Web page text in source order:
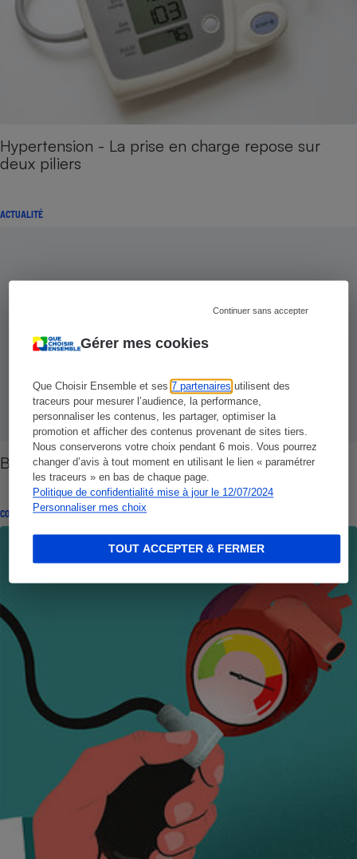
Gérer mes cookies
Que Choisir Ensemble et ses7 partenaires utilisent des
traceurs pour mesurer l’audience, la performance,
personnaliser les contenus, les partager, optimiser la
promotion et afficher des contenus provenant de sites tiers.
Nous conserverons votre choix pendant 6 mois. Vous pourrez
changer d’avis à tout moment en utilisant le lien « paramétrer
les traceurs » en bas de chaque page.
Politique de confidentialité mise à jour le 12/07/2024
Personnaliser mes choix
Continuer sans accepter
TOUT ACCEPTER & FERMER
Hypertension - La prise en charge repose sur
deux piliers
ACTUALITÉ
Boîtes de 3 mois - Tout le monde y gagne
CONSEILS